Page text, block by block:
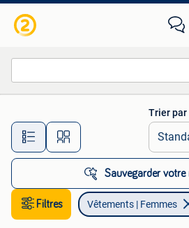
Toutes les
Trier par
Sauvegarder votre
Filtres Vêtements | Femmes